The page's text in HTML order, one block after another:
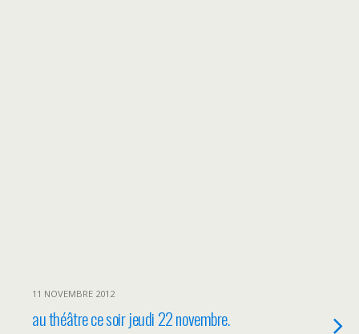
11 NOVEMBRE 2012
au théâtre ce soir jeudi 22 novembre.